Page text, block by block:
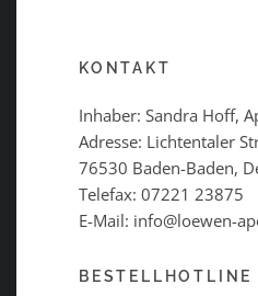
KONTAKT
Inhaber: Sandra Hoff,
Adresse: Lichtentaler
76530 Baden-Baden,
Telefax: 07221 23875
E-Mail: info@loewen-
BESTELLHOTLINE